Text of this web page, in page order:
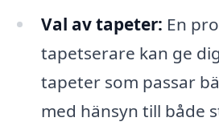
Val av tapeter: En
tapetserare kan ge
tapeter som passar
med hänsyn till både